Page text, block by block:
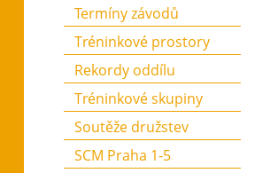
Termíny závodů
Tréninkové prostory
Rekordy oddílu
Tréninkové skupiny
Soutěže družstev
SCM Praha 1-5